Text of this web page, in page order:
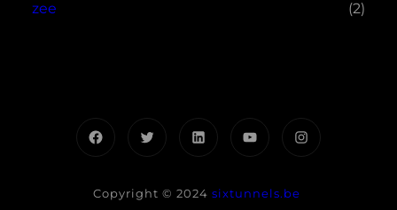
zee (2)
FacebookTwitterLinkedInYouTubeInstagram
Copyright © 2024 sixtunnels.be